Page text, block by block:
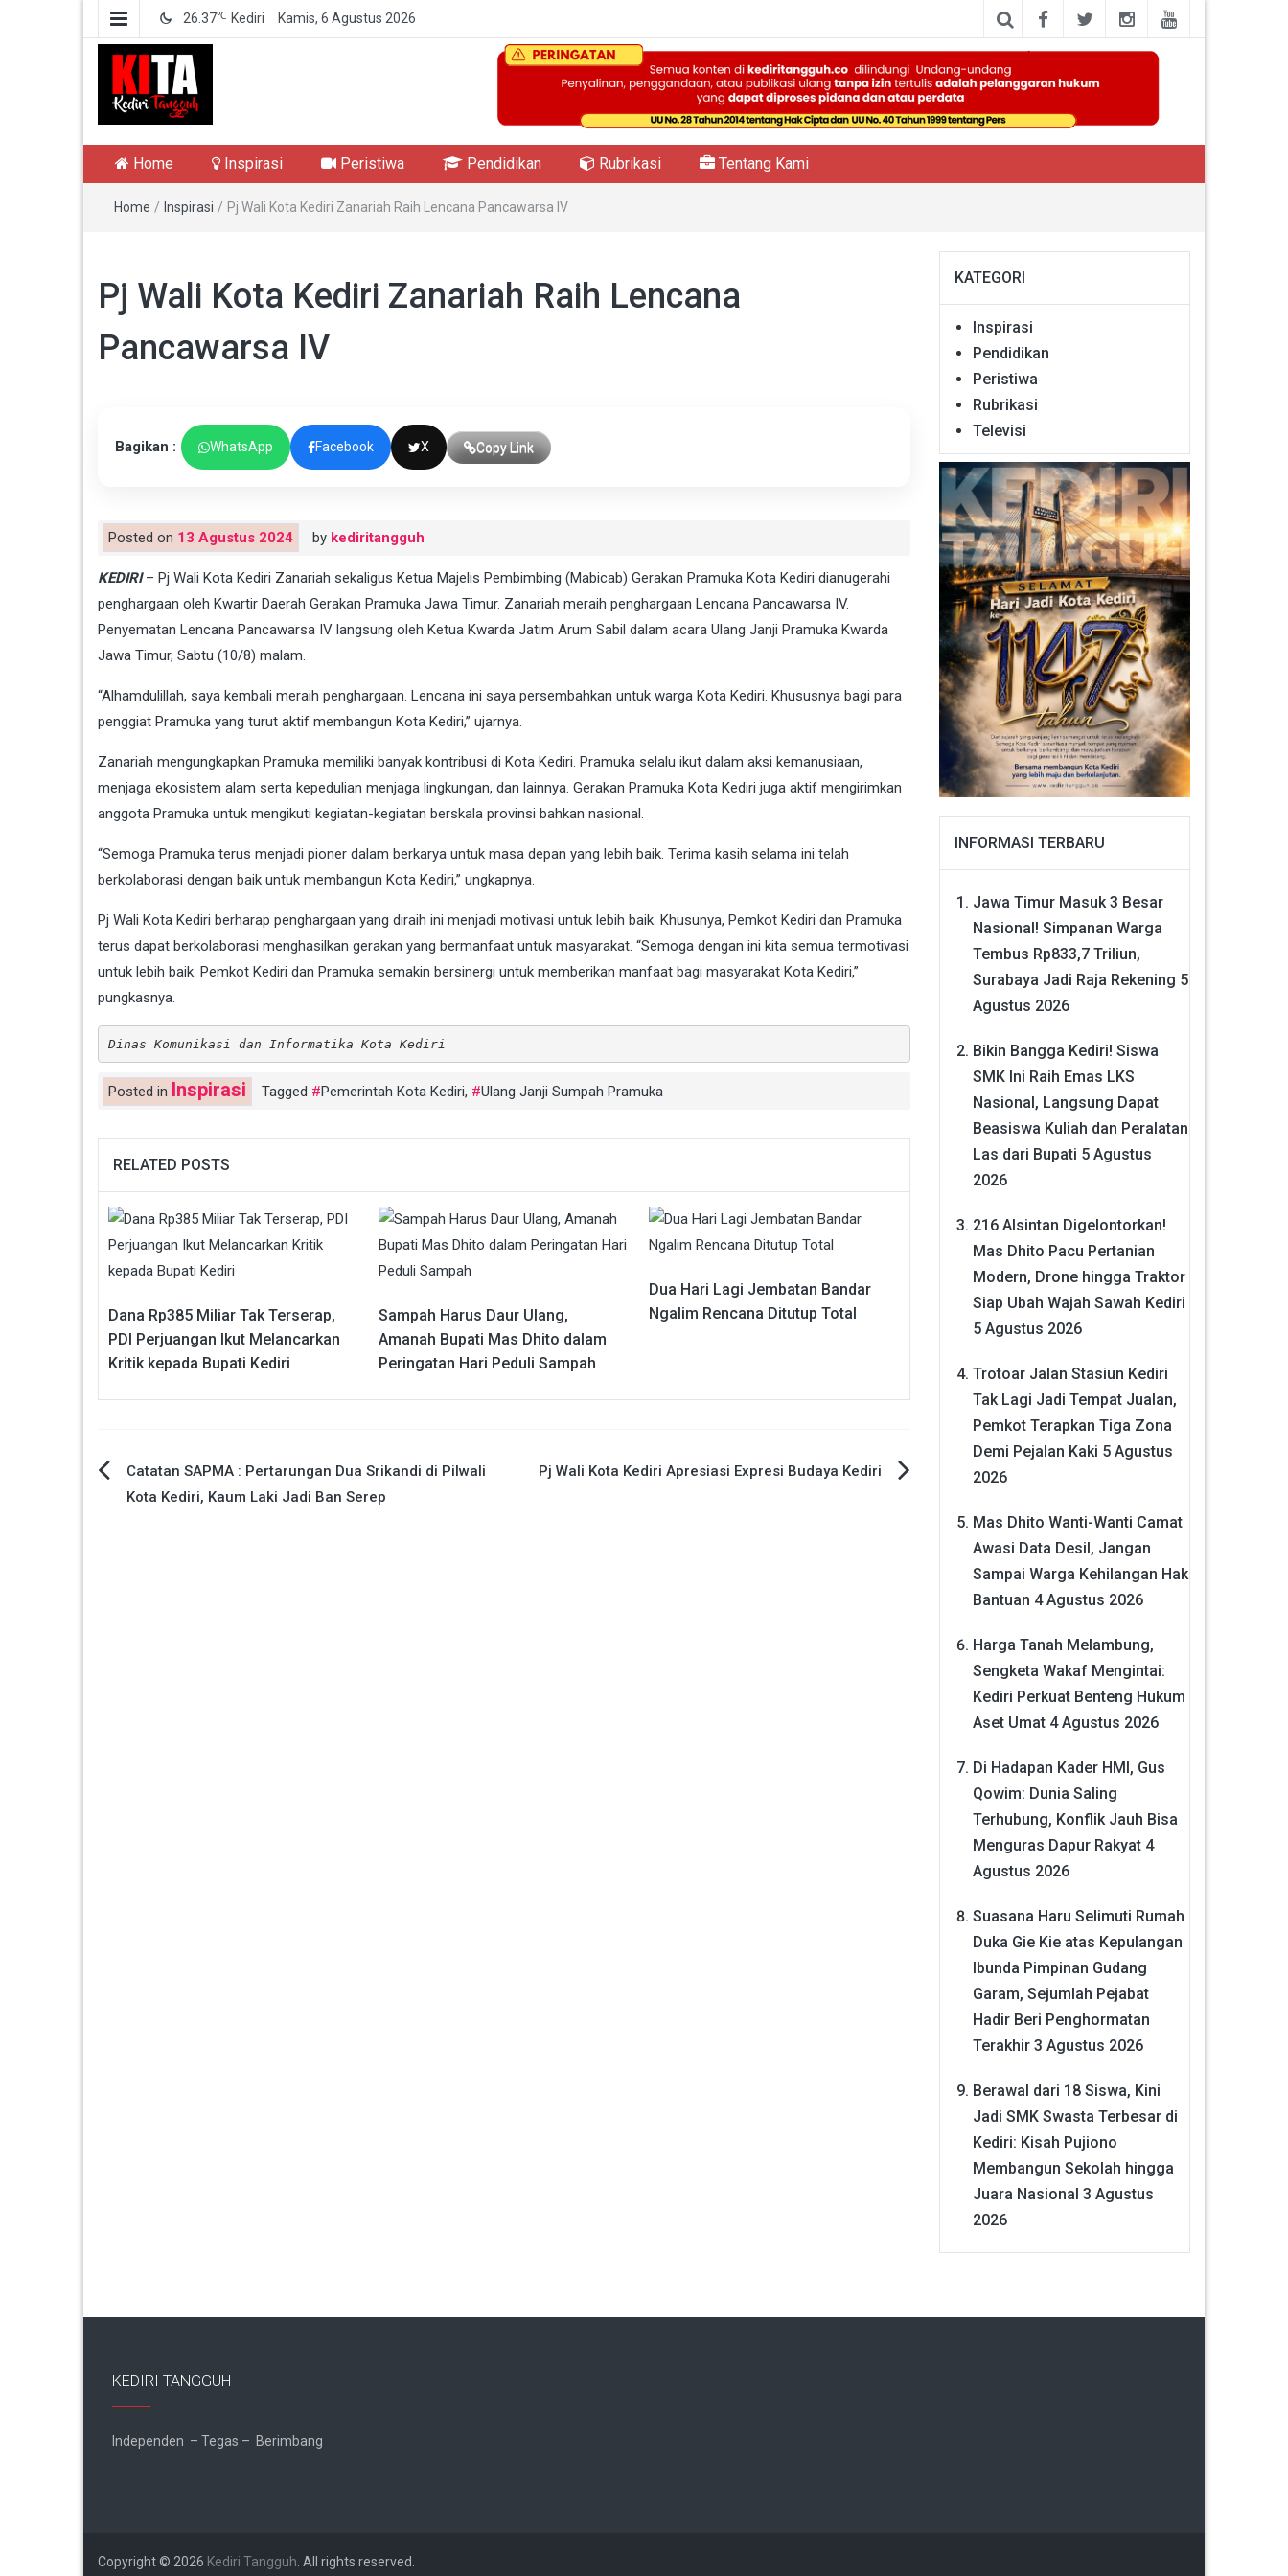
26.37℃ Kediri Kamis, 6 Agustus 2026
Kediri Tangguh
Home Inspirasi Peristiwa Pendidikan Rubrikasi Tentang Kami
Home / Inspirasi / Pj Wali Kota Kediri Zanariah Raih Lencana Pancawarsa IV
Pj Wali Kota Kediri Zanariah Raih Lencana
Pancawarsa IV
Bagikan : WhatsApp Facebook X Copy Link
Posted on 13 Agustus 2024 by kediritangguh
KEDIRI– Pj Wali Kota Kediri Zanariah sekaligus Ketua Majelis Pembimbing (Mabicab) Gerakan Pramuka Kota Kediri dianugerahi
penghargaan oleh Kwartir Daerah Gerakan Pramuka Jawa Timur. Zanariah meraih penghargaan Lencana Pancawarsa IV.
Penyematan Lencana Pancawarsa IV langsung oleh Ketua Kwarda Jatim Arum Sabil dalam acara Ulang Janji Pramuka Kwarda
Jawa Timur, Sabtu (10/8) malam.
“Alhamdulillah, saya kembali meraih penghargaan. Lencana ini saya persembahkan untuk warga Kota Kediri. Khususnya bagi para
penggiat Pramuka yang turut aktif membangun Kota Kediri,” ujarnya.
Zanariah mengungkapkan Pramuka memiliki banyak kontribusi di Kota Kediri. Pramuka selalu ikut dalam aksi kemanusiaan,
menjaga ekosistem alam serta kepedulian menjaga lingkungan, dan lainnya. Gerakan Pramuka Kota Kediri juga aktif mengirimkan
anggota Pramuka untuk mengikuti kegiatan-kegiatan berskala provinsi bahkan nasional.
“Semoga Pramuka terus menjadi pioner dalam berkarya untuk masa depan yang lebih baik. Terima kasih selama ini telah
berkolaborasi dengan baik untuk membangun Kota Kediri,” ungkapnya.
Pj Wali Kota Kediri berharap penghargaan yang diraih ini menjadi motivasi untuk lebih baik. Khusunya, Pemkot Kediri dan Pramuka
terus dapat berkolaborasi menghasilkan gerakan yang bermanfaat untuk masyarakat. “Semoga dengan ini kita semua termotivasi
untuk lebih baik. Pemkot Kediri dan Pramuka semakin bersinergi untuk memberikan manfaat bagi masyarakat Kota Kediri,”
pungkasnya.
Dinas Komunikasi dan Informatika Kota Kediri
Posted in Inspirasi Tagged Pemerintah Kota Kediri, Ulang Janji Sumpah Pramuka
RELATED POSTS
Dana Rp385 Miliar Tak Terserap,
PDI Perjuangan Ikut Melancarkan
Kritik kepada Bupati Kediri
Sampah Harus Daur Ulang,
Amanah Bupati Mas Dhito dalam
Peringatan Hari Peduli Sampah
Dua Hari Lagi Jembatan Bandar
Ngalim Rencana Ditutup Total
Navigasi
Catatan SAPMA : Pertarungan Dua Srikandi di Pilwali
Kota Kediri, Kaum Laki Jadi Ban Serep
Pj Wali Kota Kediri Apresiasi Expresi Budaya Kediri
KATEGORI
Inspirasi
Pendidikan
Peristiwa
Rubrikasi
Televisi
INFORMASI TERBARU
Jawa Timur Masuk 3 Besar
Nasional! Simpanan Warga
Tembus Rp833,7 Triliun,
Surabaya Jadi Raja Rekening 5
Agustus 2026
Bikin Bangga Kediri! Siswa
SMK Ini Raih Emas LKS
Nasional, Langsung Dapat
Beasiswa Kuliah dan Peralatan
Las dari Bupati 5 Agustus
2026
216 Alsintan Digelontorkan!
Mas Dhito Pacu Pertanian
Modern, Drone hingga Traktor
Siap Ubah Wajah Sawah Kediri
5 Agustus 2026
Trotoar Jalan Stasiun Kediri
Tak Lagi Jadi Tempat Jualan,
Pemkot Terapkan Tiga Zona
Demi Pejalan Kaki 5 Agustus
2026
Mas Dhito Wanti-Wanti Camat
Awasi Data Desil, Jangan
Sampai Warga Kehilangan Hak
Bantuan 4 Agustus 2026
Harga Tanah Melambung,
Sengketa Wakaf Mengintai:
Kediri Perkuat Benteng Hukum
Aset Umat 4 Agustus 2026
Di Hadapan Kader HMI, Gus
Qowim: Dunia Saling
Terhubung, Konflik Jauh Bisa
Menguras Dapur Rakyat 4
Agustus 2026
Suasana Haru Selimuti Rumah
Duka Gie Kie atas Kepulangan
Ibunda Pimpinan Gudang
Garam, Sejumlah Pejabat
Hadir Beri Penghormatan
Terakhir 3 Agustus 2026
Berawal dari 18 Siswa, Kini
Jadi SMK Swasta Terbesar di
Kediri: Kisah Pujiono
Membangun Sekolah hingga
Juara Nasional 3 Agustus
2026
KEDIRI TANGGUH
Independen – Tegas – Berimbang
Copyright © 2026 Kediri Tangguh . All rights reserved.